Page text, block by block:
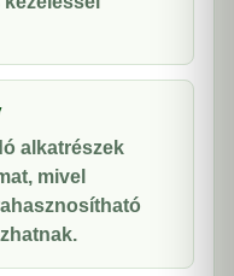
alkatrészek
mivel